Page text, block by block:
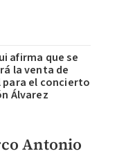
afirma que se
la venta de
para el concierto
Álvarez
Antonio